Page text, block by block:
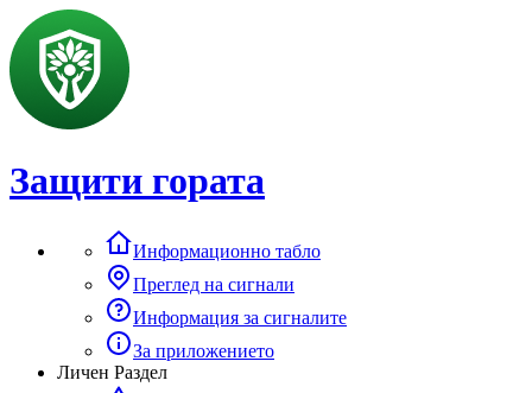
Защити гората
Информационно табло
Преглед на сигнали
Информация за сигналите
За приложението
Личен Раздел